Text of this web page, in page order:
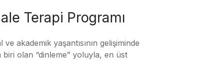
Terapi Programı
akademik yaşantısının gelişiminde
olan “dinleme” yoluyla, en üst